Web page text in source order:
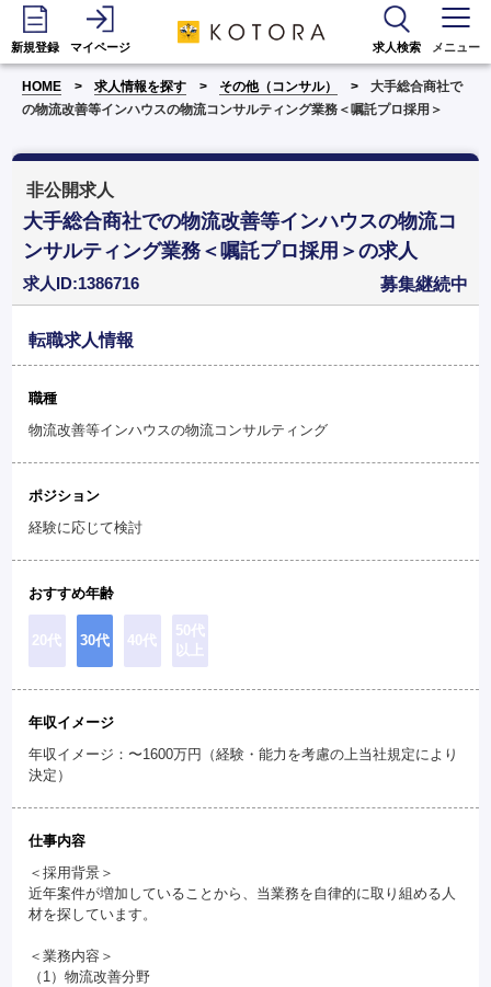
新規登録 マイページ 求人検索 メニュー
HOME 求人情報を探す その他（コンサル）
大手総合商社で
の物流改善等インハウスの物流コンサルティング業務＜嘱託プロ採用＞
非公開求人
大手総合商社での物流改善等インハウスの物流コ
ンサルティング業務＜嘱託プロ採用＞の求人
求人ID:1386716 募集継続中
転職求人情報
職種
物流改善等インハウスの物流コンサルティング
ポジション
経験に応じて検討
おすすめ年齢
20代 30代 40代
50代
以上
年収イメージ
年収イメージ：〜1600万円（経験・能力を考慮の上当社規定により
決定）
仕事内容
＜採用背景＞
近年案件が増加していることから、当業務を自律的に取り組める人
材を探しています。
＜業務内容＞
（1）物流改善分野